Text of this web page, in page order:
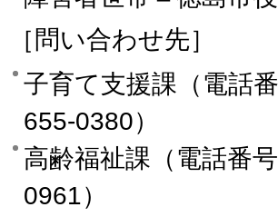
［問い合わせ先］
子育て支援課（電話
655-0380）
高齢福祉課（電話番
0961）